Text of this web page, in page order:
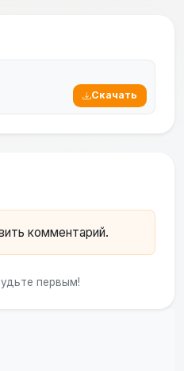
Скачать
комментарий.
первым!